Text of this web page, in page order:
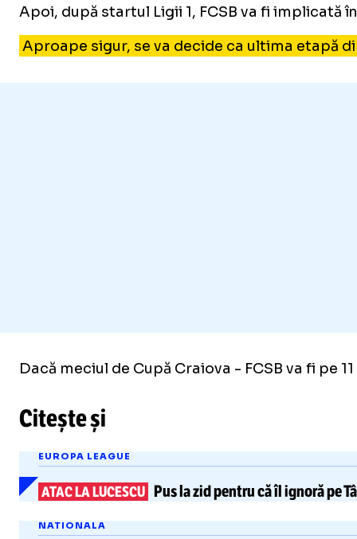
Apoi, după startul Ligii 1, FCSB va fi implicată
Aproape sigur, se va decide ca ultima etapă
Dacă meciul de Cupă Craiova - FCSB va fi
Citește și
EUROPA LEAGUE
ATAC LA LUCESCU Pus la zid pentru că îl ignoră pe
NATIONALA